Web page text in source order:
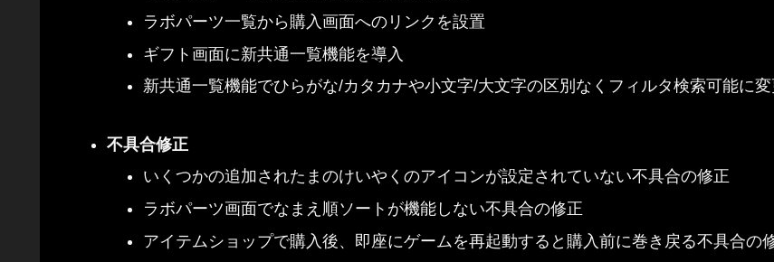
ラボパーツ一覧から購入画面へのリンクを設置
ギフト画面に新共通一覧機能を導入
新共通一覧機能でひらがな/カタカナや小文字/大文字の区別なくフィルタ検索可能に変
不具合修正
いくつかの追加されたまのけいやくのアイコンが設定されていない不具合の修正
ラボパーツ画面でなまえ順ソートが機能しない不具合の修正
アイテムショップで購入後、即座にゲームを再起動すると購入前に巻き戻る不具合の